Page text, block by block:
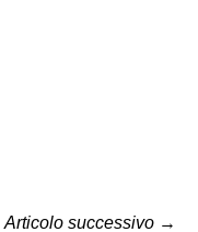
Articolo successivo →